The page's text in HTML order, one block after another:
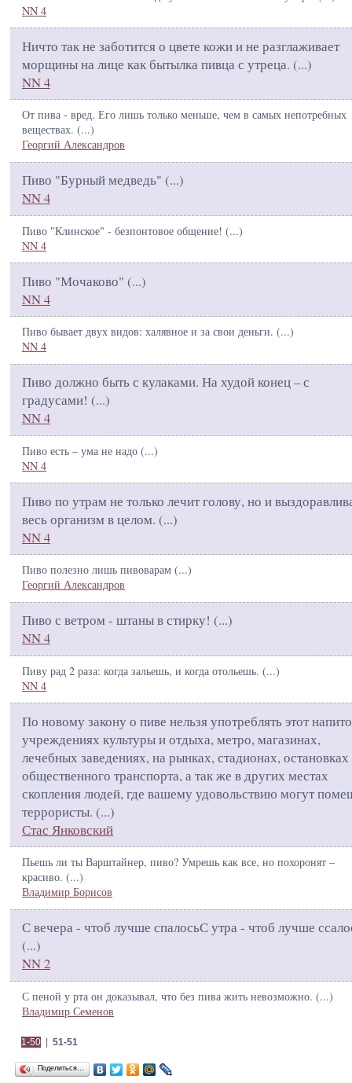
NN 4
Ничто так не заботится о цвете кожи и не разглаживает
морщины на лице как бытылка пивца с утреца. (...)
NN 4
От пива - вред. Его лишь только меньше, чем в самых непотребных
веществах. (...)
Георгий Александров
Пиво "Бурный медведь" (...)
NN 4
Пиво "Клинское" - безпонтовое общение! (...)
NN 4
Пиво "Мочаково" (...)
NN 4
Пиво бывает двух видов: халявное и за свои деньги. (...)
NN 4
Пиво должно быть с кулаками. На худой конец – с
градусами! (...)
NN 4
Пиво есть – ума не надо (...)
NN 4
Пиво по утрам не только лечит голову, но и
весь организм в целом. (...)
NN 4
Пиво полезно лишь пивоварам (...)
Георгий Александров
Пиво с ветром - штаны в стирку! (...)
NN 4
Пиву рад 2 раза: когда зальешь, и когда отольешь. (...)
NN 4
По новому закону о пиве нельзя употреблять этот
учреждениях культуры и отдыха, метро, магазинах,
лечебных заведениях, на рынках, стадионах, остановках
общественного транспорта, а так же в других местах
скопления людей, где вашему удовольствию могут
террористы. (...)
Стас Янковский
Пьешь ли ты Варштайнер, пиво? Умрешь как все, но похоронят –
красиво. (...)
Владимир Борисов
С вечера - чтоб лучше спалосьС утра - чтоб лучше
(...)
NN 2
С пеной у рта он доказывал, что без пива жить невозможно. (...)
Владимир Семенов
1-50| 51-51
Поделиться…